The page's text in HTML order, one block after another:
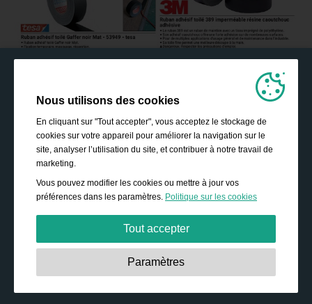
Nous utilisons des cookies
En cliquant sur "Tout accepter", vous acceptez le stockage de
cookies sur votre appareil pour améliorer la navigation sur le
site, analyser l’utilisation du site, et contribuer à notre travail de
marketing.
Vous pouvez modifier les cookies ou mettre à jour vos
préférences dans les paramètres. Politique sur les cookies
Tout accepter
Strictement nécessaires:
Ces cookies sont essentiels
Paramètres